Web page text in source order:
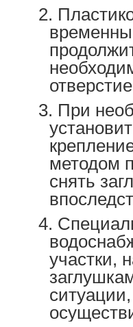
При
методом
снять
участки,